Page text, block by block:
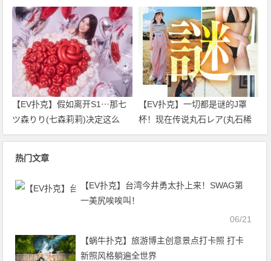
要不发生那件事我就不引退了！
回应是？
【EV扑克】假如离开S1⋯那七
ツ森りり(七森莉莉)决定这么
做！
【EV扑克】一切都是谜的J罩
杯！现在传说丸石レア(丸石稀
有)是⋯
热门文章
【EV扑克】台湾今井勇太扑上来！SWAG第
一美尻唉唉叫！
06/21
【蜗牛扑克】旅游博主创意景点打卡照 打卡
新照风格躺遍全世界